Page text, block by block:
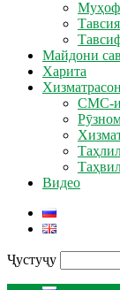
Майдони
Харита
СМС-
Видео
Ҷустуҷу